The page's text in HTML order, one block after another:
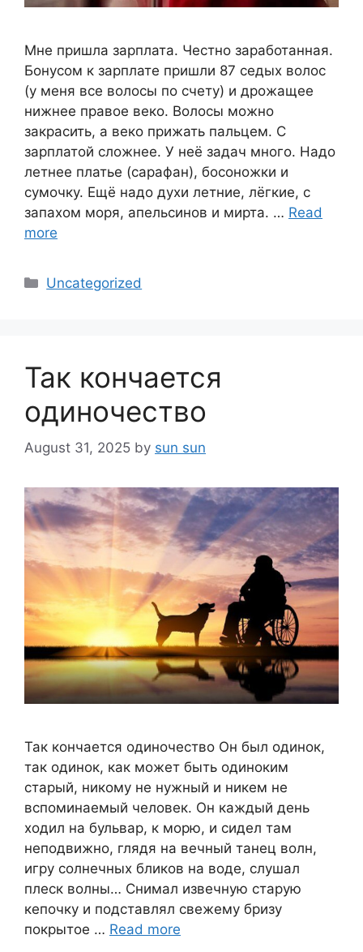
Мне пришла зарплата. Честно заработанная.
Бонусом к зарплате пришли 87 седых волос
(у меня все волосы по счету) и дрожащее
нижнее правое веко. Волосы можно
закрасить, а веко прижать пальцем. С
зарплатой сложнее. У неё задач много. Надо
летнее платье (сарафан), босоножки и
сумочку. Ещё надо духи летние, лёгкие, с
запахом моря, апельсинов и мирта. … Read
more
Categories
Uncategorized
Так кончается
одиночество
August 31, 2025 by sun sun
Так кончается одиночество Он был одинок,
так одинок, как может быть одиноким
старый, никому не нужный и никем не
вспоминаемый человек. Он каждый день
ходил на бульвар, к морю, и сидел там
неподвижно, глядя на вечный танец волн,
игру солнечных бликов на воде, слушал
плеск волны… Снимал извечную старую
кепочку и подставлял свежему бризу
покрытое … Read more